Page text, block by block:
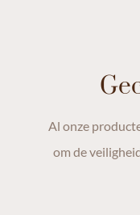
Al onze
om de